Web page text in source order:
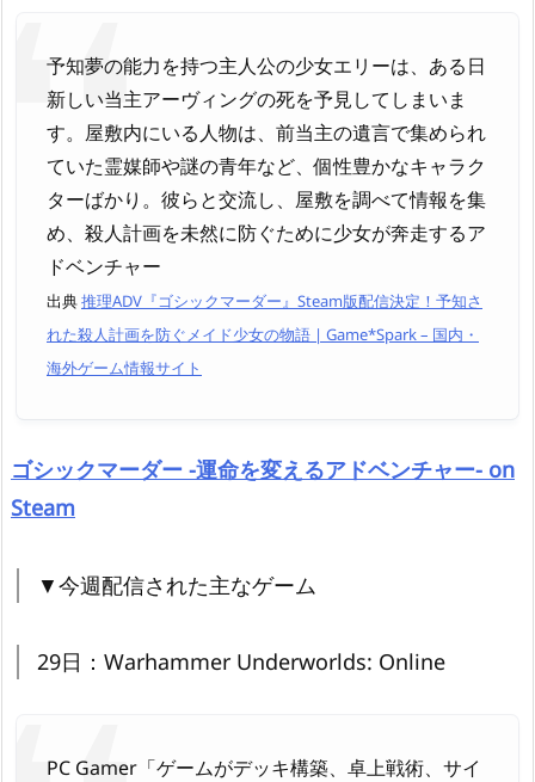
予知夢の能力を持つ主人公の少女エリーは、ある日
新しい当主アーヴィングの死を予見してしまいま
す。屋敷内にいる人物は、前当主の遺言で集められ
ていた霊媒師や謎の青年など、個性豊かなキャラク
ターばかり。彼らと交流し、屋敷を調べて情報を集
め、殺人計画を未然に防ぐために少女が奔走するア
ドベンチャー
出典推理ADV『ゴシックマーダー』Steam版配信決定！予知さ
れた殺人計画を防ぐメイド少女の物語 | Game*Spark – 国内・
海外ゲーム情報サイト
ゴシックマーダー -運命を変えるアドベンチャー- on
Steam
▼今週配信された主なゲーム
29日：Warhammer Underworlds: Online
PC Gamer「ゲームがデッキ構築、卓上戦術、サイ